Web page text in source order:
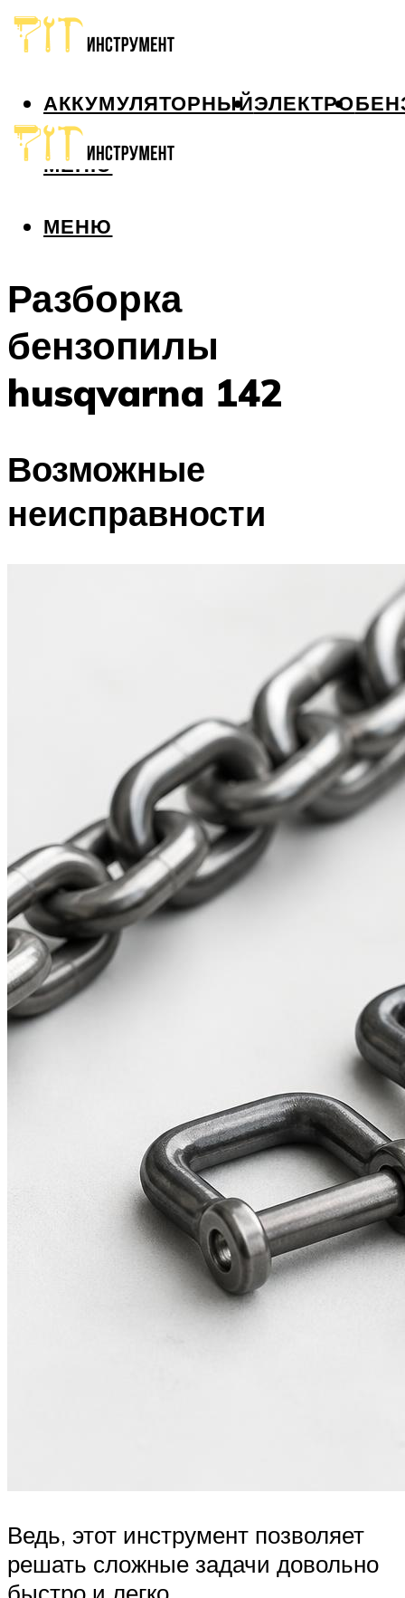
АККУМУЛЯТОРНЫЙЭЛЕКТРО
МЕНЮ
МЕНЮ
Разборка
бензопилы
husqvarna 142
Возможные
неисправности
Ведь, этот инструмент позволяет
решать сложные задачи довольно